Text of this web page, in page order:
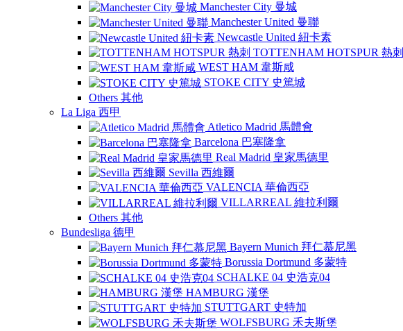
Manchester City 曼城
Manchester United 曼聯
Newcastle United 紐卡素
TOTTENHAM HOTSPUR 熱刺
WEST HAM 韋斯咸
STOKE CITY 史篤城
Others 其他
La Liga 西甲
Atletico Madrid 馬體會
Barcelona 巴塞隆拿
Real Madrid 皇家馬德里
Sevilla 西維爾
VALENCIA 華倫西亞
VILLARREAL 維拉利爾
Others 其他
Bundesliga 德甲
Bayern Munich 拜仁慕尼黑
Borussia Dortmund 多蒙特
SCHALKE 04 史浩克04
HAMBURG 漢堡
STUTTGART 史特加
WOLFSBURG 禾夫斯堡